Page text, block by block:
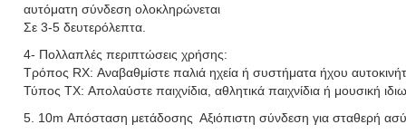
αυτόματη σύνδεση ολοκληρώνεται
Σε 3-5 δευτερόλεπτα.
4- Πολλαπλές περιπτώσεις χρήσης:
Τρόπος RX: Αναβαθμίστε παλιά ηχεία ή συστήματα ήχου
Τύπος TX: Απολαύστε παιχνίδια, αθλητικά παιχνίδια ή μουσική
5. 10m Απόσταση μετάδοσης ️ Αξιόπιστη σύνδεση για σταθερή